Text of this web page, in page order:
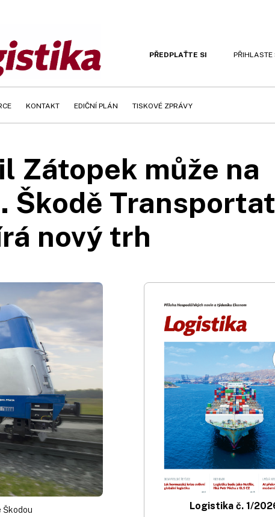
PŘEDPLAŤTE SI PŘIHLASTE
KONTAKT EDIČNÍ PLÁN TISKOVÉ ZPRÁVY
Zátopek může na
Škodě
nový trh
Škodou
Logistika č. 1/